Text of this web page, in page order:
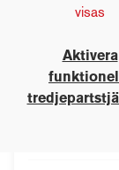
visas
Aktivera